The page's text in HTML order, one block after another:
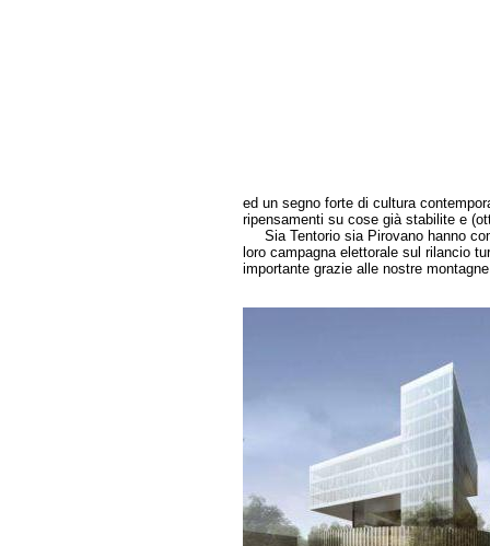
ed un segno forte di cultura
ripensamenti su cose già stabilite e
Sia Tentorio sia Pirovano hanno
loro campagna elettorale sul rilancio
importante grazie alle nostre